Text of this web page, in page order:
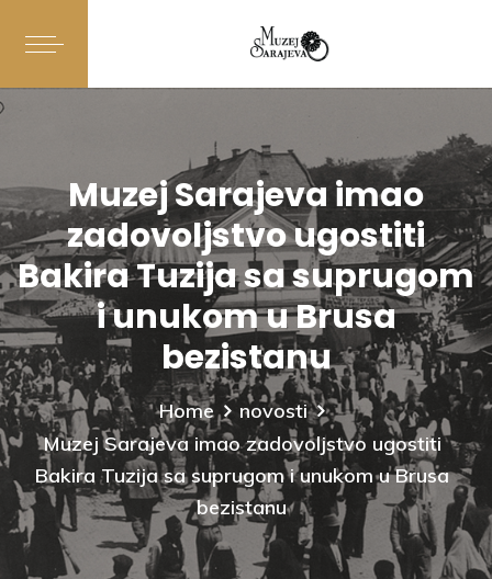
Muzej Sarajeva imao
zadovoljstvo ugostiti
Bakira Tuzija sa suprugom
i unukom u Brusa
bezistanu
Home
novosti
Muzej Sarajeva imao zadovoljstvo ugostiti
Bakira Tuzija sa suprugom i unukom u Brusa
bezistanu